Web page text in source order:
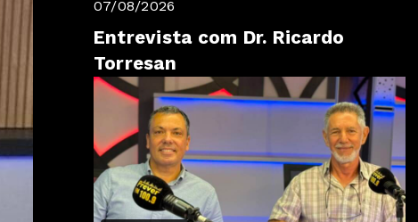
07/08/2026
Entrevista com Dr. Ricardo
Torresan